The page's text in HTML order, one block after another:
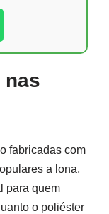
nas
fabricadas com
a lona,
para quem
o poliéster